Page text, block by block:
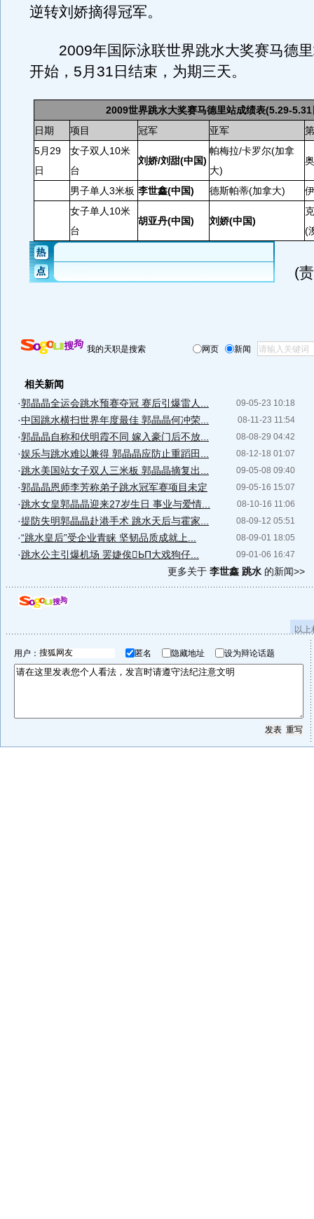
逆转刘娇摘得冠军。
2009年国际泳联世界跳水大奖赛马德里
开始，5月31日结束，为期三天。
2009世界跳水大奖赛马德里站成绩表(5.29-5.31
日期
项目 冠军 亚军
5月29
日
女子双人10米
台
刘娇/刘甜(中国)
帕梅拉/卡罗尔(加拿
大)
男子单人3米板 李世鑫(中国) 德斯帕蒂(加拿大)
女子单人10米
台
胡亚丹(中国) 刘娇(中国)
(
(
我的天职是搜索 网页 新闻
相关新闻
09-05-23 10:18
·郭晶晶全运会跳水预赛夺冠 赛后引爆雷人...
08-11-23 11:54
·中国跳水横扫世界年度最佳 郭晶晶何冲荣...
08-08-29 04:42
·郭晶晶自称和伏明霞不同 嫁入豪门后不放...
08-12-18 01:07
·娱乐与跳水难以兼得 郭晶晶应防止重蹈田...
09-05-08 09:40
·跳水美国站女子双人三米板 郭晶晶摘复出...
09-05-16 15:07
·郭晶晶恩师李芳称弟子跳水冠军赛项目未定
08-10-16 11:06
·跳水女皇郭晶晶迎来27岁生日 事业与爱情...
08-09-12 05:51
·提防失明郭晶晶赴港手术 跳水天后与霍家...
08-09-01 18:05
·“跳水皇后”受企业青睐 坚韧品质成就上...
09-01-06 16:47
·跳水公主引爆机场 罢婕俟ЬП大戏狗仔...
更多关于 李世鑫 跳水 的新闻>>
以
用户： 匿名 隐藏地址 设为辩论话题